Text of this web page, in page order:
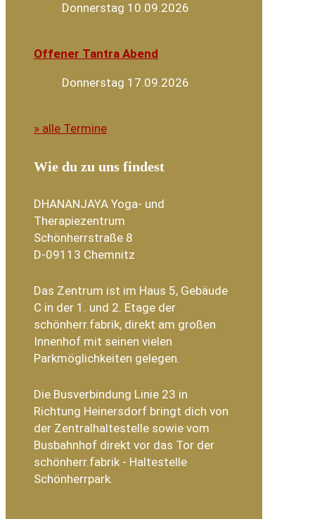
Donnerstag 10.09.2026
Offener Tantra Abend
Donnerstag 17.09.2026
» alle Termine
Wie du zu uns findest
DHANANJAYA Yoga- und
Therapiezentrum
Schönherrstraße 8
D-09113 Chemnitz
Das Zentrum ist im Haus 5, Gebäude
C in der 1. und 2. Etage der
schönherr.fabrik, direkt am großen
Innenhof mit seinen vielen
Parkmöglichkeiten gelegen.
Die Busverbindung Linie 23 in
Richtung Heinersdorf bringt dich von
der Zentralhaltestelle sowie vom
Busbahnhof direkt vor das Tor der
schönherr.fabrik - Haltestelle
Schönherrpark.